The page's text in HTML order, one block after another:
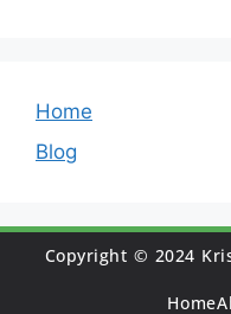
Home
Blog
Copyright © 2024
Home